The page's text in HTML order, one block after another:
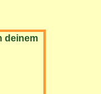
deinem